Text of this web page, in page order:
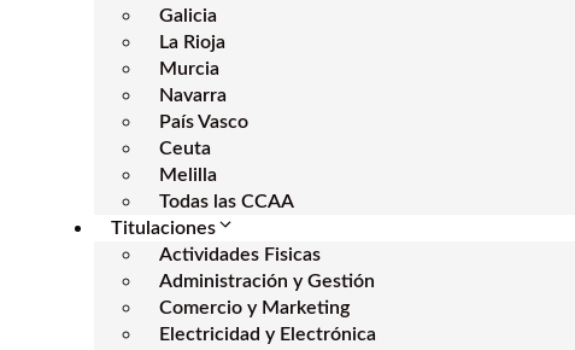
Galicia
La Rioja
Murcia
Navarra
País Vasco
Ceuta
Melilla
Todas las CCAA
Titulaciones
Actividades Fisicas
Administración y Gestión
Comercio y Marketing
Electricidad y Electrónica